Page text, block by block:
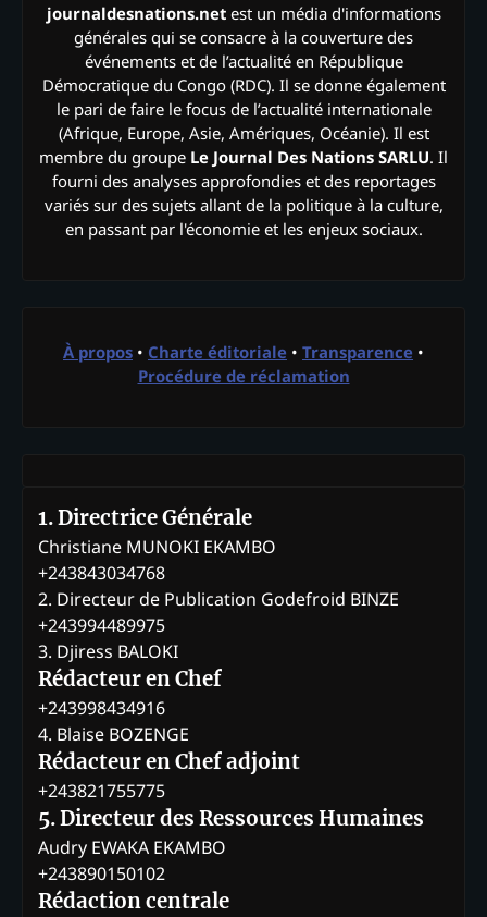
journaldesnations.netest un média d'informations
générales qui se consacre à la couverture des
événements et de l’actualité en République
Démocratique du Congo (RDC). Il se donne également
le pari de faire le focus de l’actualité internationale
(Afrique, Europe, Asie, Amériques, Océanie). Il est
membre du groupe Le Journal Des Nations SARLU. Il
fourni des analyses approfondies et des reportages
variés sur des sujets allant de la politique à la culture,
en passant par l'économie et les enjeux sociaux.
À propos • Charte éditoriale • Transparence •
Procédure de réclamation
1. Directrice Générale
Christiane MUNOKI EKAMBO
+243843034768
2. Directeur de Publication Godefroid BINZE
+243994489975
3. Djiress BALOKI
Rédacteur en Chef
+243998434916
4. Blaise BOZENGE
Rédacteur en Chef adjoint
+243821755775
5. Directeur des Ressources Humaines
Audry EWAKA EKAMBO
+243890150102
Rédaction centrale